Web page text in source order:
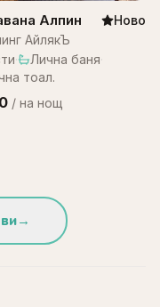
Алпин
Ново
АйлякЪ
· Лична баня·
тоал.
/ на нощ
→